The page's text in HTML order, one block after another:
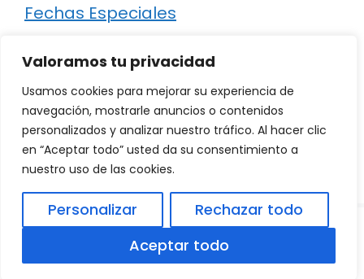
Valoramos tu privacidad
Usamos cookies para mejorar su experiencia de
navegación, mostrarle anuncios o contenidos
personalizados y analizar nuestro tráfico. Al hacer clic
en “Aceptar todo” usted da su consentimiento a
nuestro uso de las cookies.
Personalizar
Rechazar todo
Aceptar todo
Fechas Especiales
Poesía
Regalos
Relaciones
Ropa
Política de Privacidad Aviso Legal|
Política de Cookies